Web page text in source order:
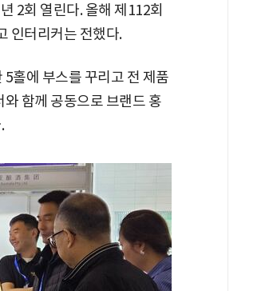
2회 열린다. 올해 제112회
인터리커는 전했다.
홀에 부스를 꾸리고 전 제품
함께 공동으로 브랜드 홍